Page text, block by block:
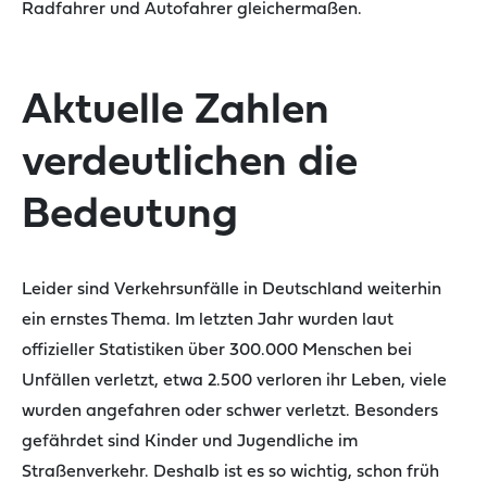
Radfahrer und Autofahrer gleichermaßen.
Aktuelle Zahlen
verdeutlichen die
Bedeutung
Leider sind Verkehrsunfälle in Deutschland weiterhin
ein ernstes Thema. Im letzten Jahr wurden laut
offizieller Statistiken über 300.000 Menschen bei
Unfällen verletzt, etwa 2.500 verloren ihr Leben, viele
wurden angefahren oder schwer verletzt. Besonders
gefährdet sind Kinder und Jugendliche im
Straßenverkehr. Deshalb ist es so wichtig, schon früh